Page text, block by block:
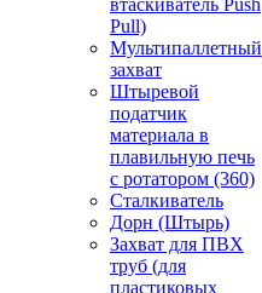
втаскиватель Push
Pull)
Мультипаллетный
захват
Штыревой
податчик
материала в
плавильную печь
с ротатором (360)
Сталкиватель
Дорн (Штырь)
Захват для ПВХ
труб (для
пластиковых